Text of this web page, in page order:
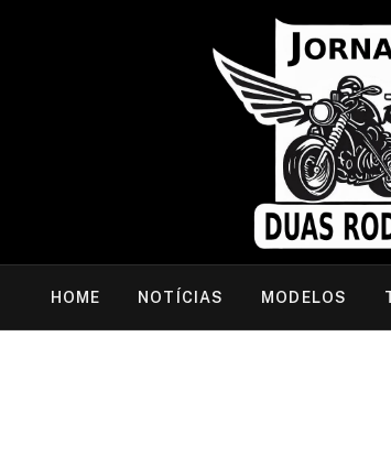
HOME NOTÍCIAS MODELOS